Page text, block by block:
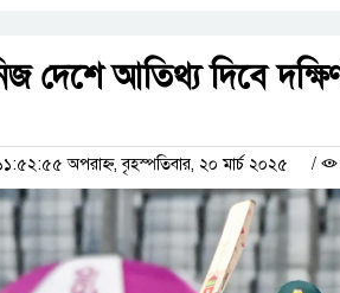
দেশে আতিথ্য দিবে
অপরাহ্ন, বৃহস্পতিবার, ২০ মার্চ ২০২৫ /